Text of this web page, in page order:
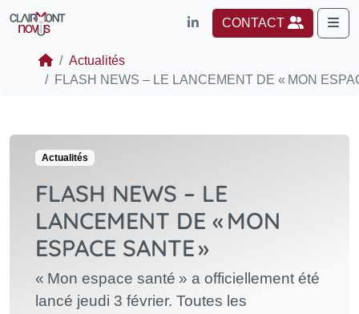
CONTACT
Actualités
FLASH NEWS – LE LANCEMENT DE « MON
Actualités
FLASH NEWS – LE
LANCEMENT DE « MON
ESPACE SANTE »
« Mon espace santé » a officiellement été
lancé jeudi 3 février. Toutes les